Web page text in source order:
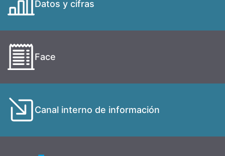
Datos y cifras
Face
Canal interno de información